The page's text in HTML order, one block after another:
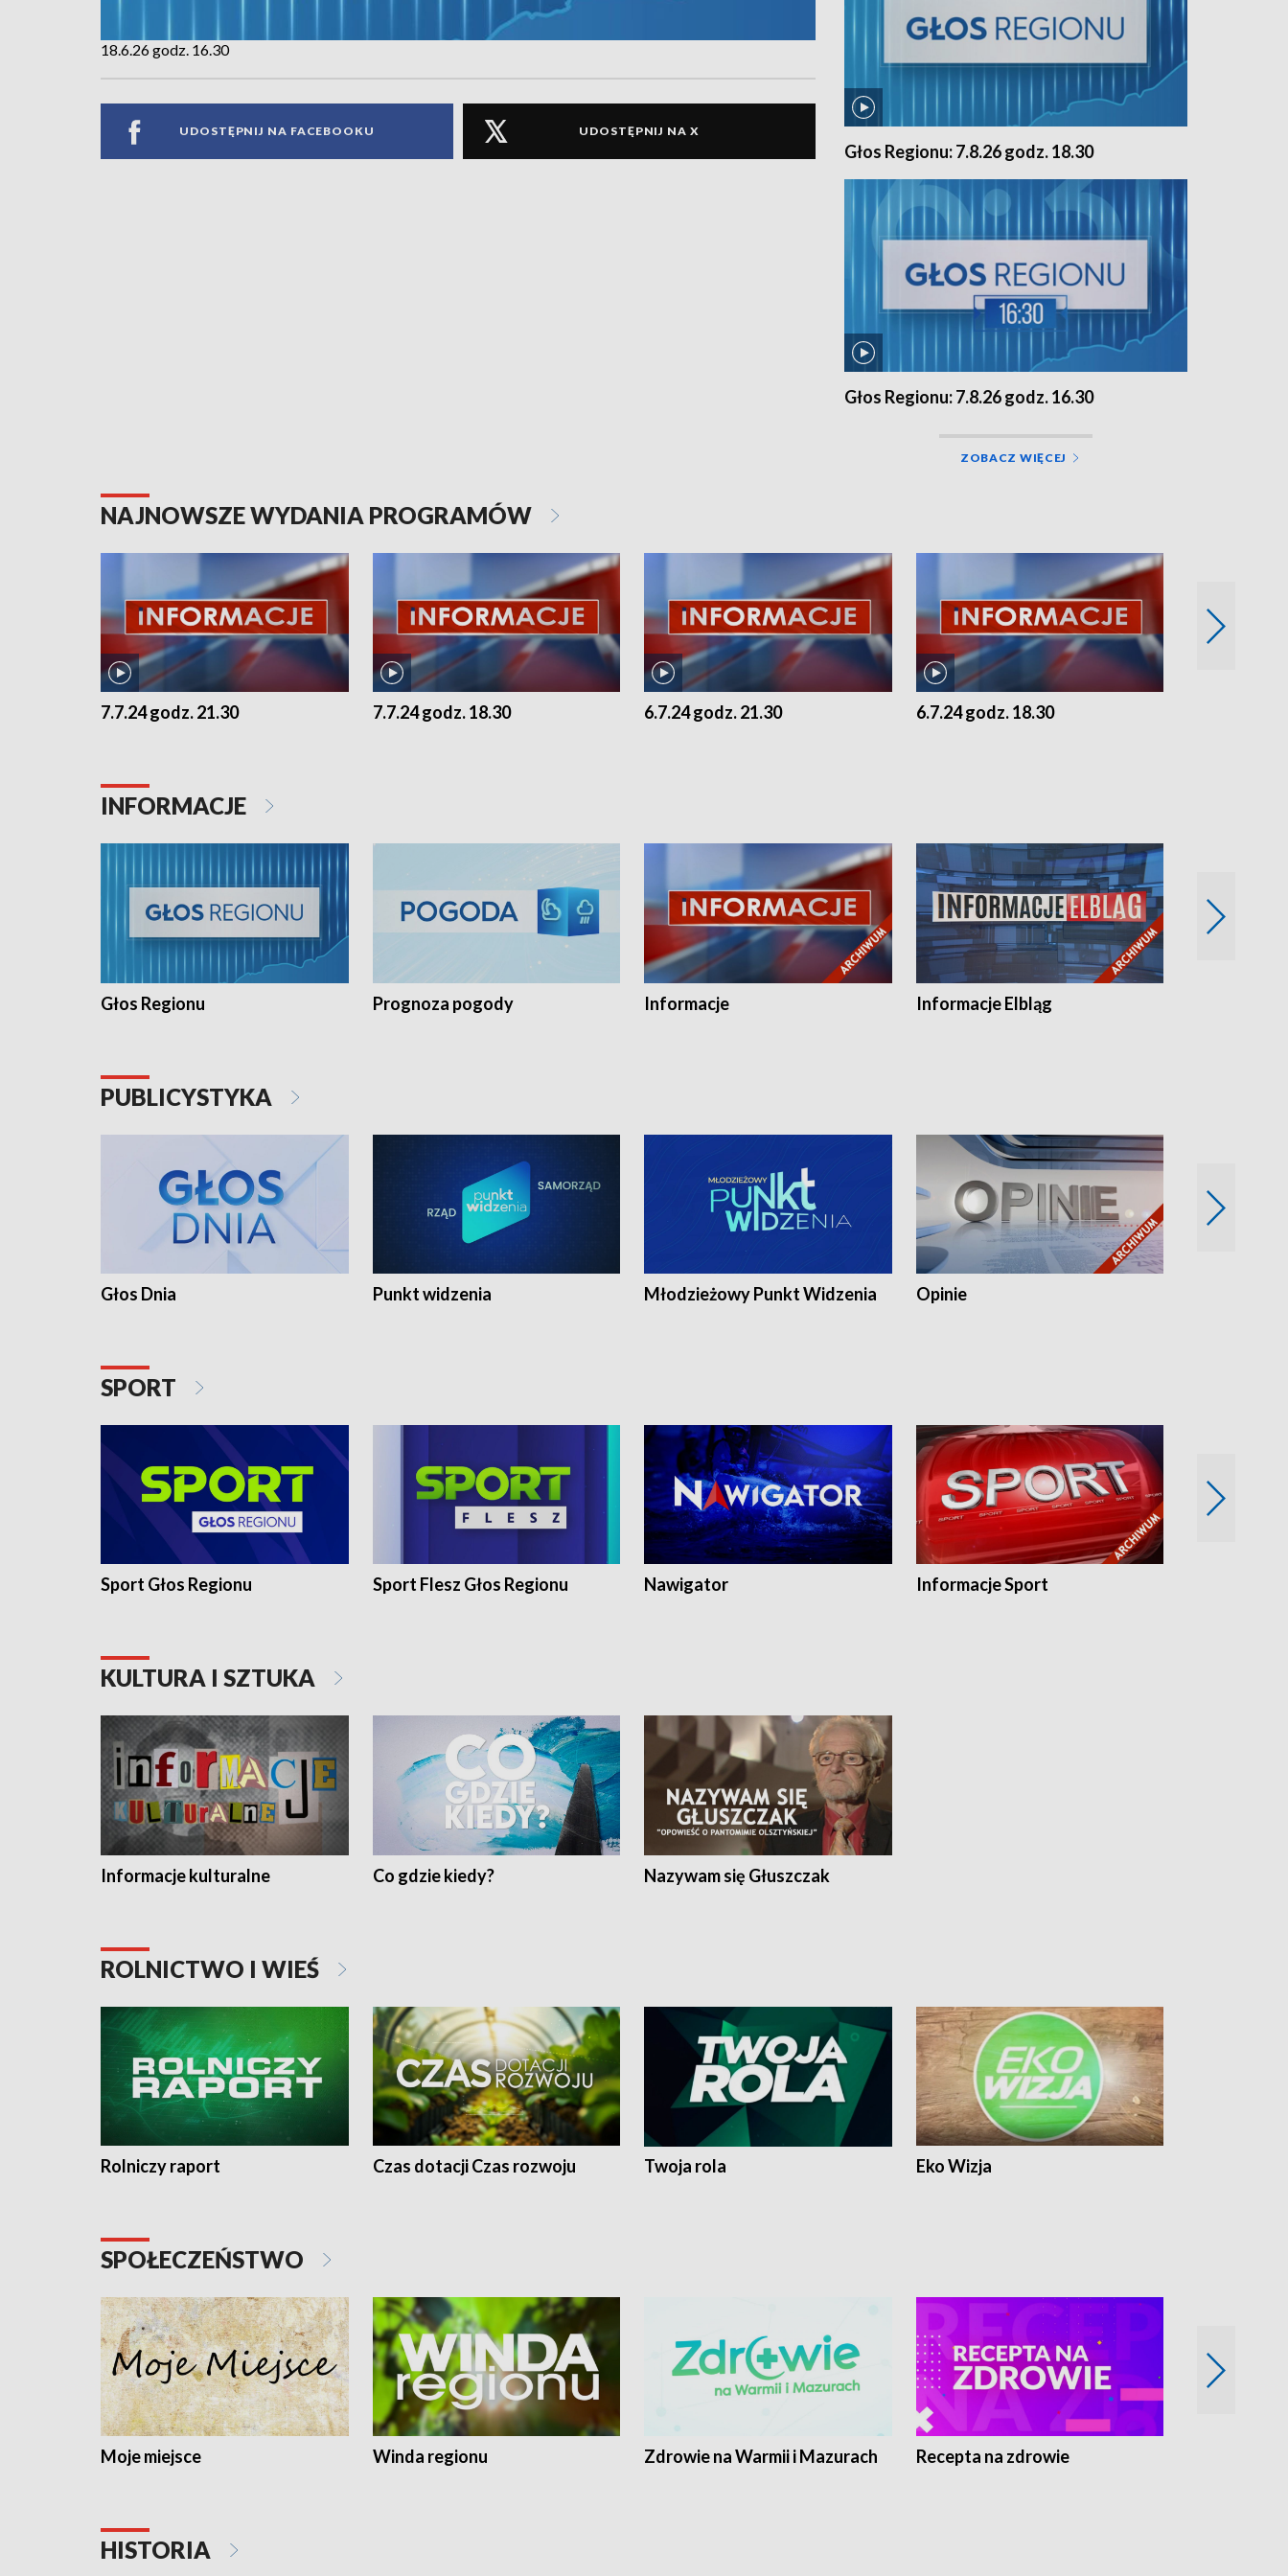
18.6.26 godz. 16.30
UDOSTĘPNIJ NA FACEBOOKU UDOSTĘPNIJ NA X
Głos Regionu: 7.8.26 godz. 18.30
Głos Regionu: 7.8.26 godz. 16.30
ZOBACZ WIĘCEJ
NAJNOWSZE WYDANIA PROGRAMÓW
7.7.24 godz. 21.30 7.7.24 godz. 18.30 6.7.24 godz. 21.30 6.7.24 godz. 18.30
INFORMACJE
Głos Regionu Prognoza pogody Informacje Informacje Elbląg
PUBLICYSTYKA
Głos Dnia Punkt widzenia Młodzieżowy Punkt Widzenia Opinie
SPORT
Sport Głos Regionu Sport Flesz Głos Regionu Nawigator Informacje Sport
KULTURA I SZTUKA
Informacje kulturalne Co gdzie kiedy? Nazywam się Głuszczak
ROLNICTWO I WIEŚ
Rolniczy raport Czas dotacji Czas rozwoju Twoja rola Eko Wizja
SPOŁECZEŃSTWO
Moje miejsce Winda regionu Zdrowie na Warmii i Mazurach Recepta na zdrowie
HISTORIA